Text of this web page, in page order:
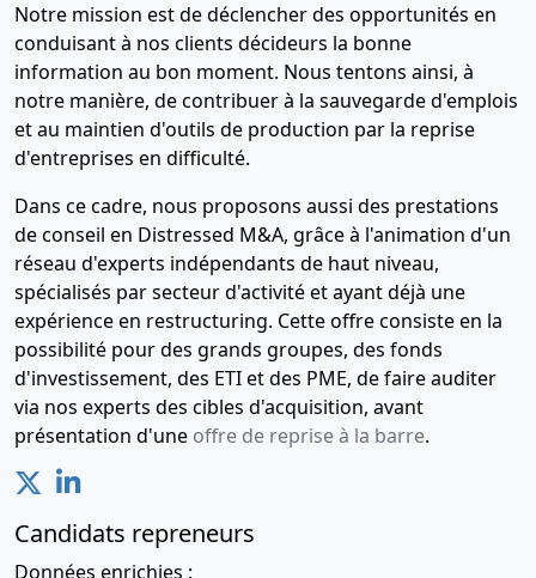
Notre mission est de déclencher des opportunités en
conduisant à nos clients décideurs la bonne
information au bon moment. Nous tentons ainsi, à
notre manière, de contribuer à la sauvegarde d'emplois
et au maintien d'outils de production par la reprise
d'entreprises en difficulté.
Dans ce cadre, nous proposons aussi des prestations
de conseil en Distressed M&A, grâce à l'animation d'un
réseau d'experts indépendants de haut niveau,
spécialisés par secteur d'activité et ayant déjà une
expérience en restructuring. Cette offre consiste en la
possibilité pour des grands groupes, des fonds
d'investissement, des ETI et des PME, de faire auditer
via nos experts des cibles d'acquisition, avant
présentation d'une offre de reprise à la barre.
Candidats repreneurs
Données enrichies :